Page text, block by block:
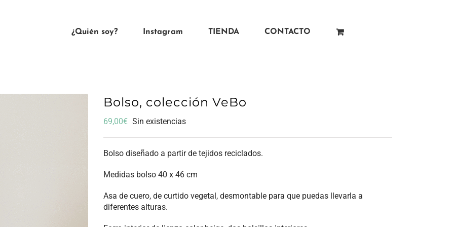
¿Quién soy? Instagram TIENDA CONTACTO
Bolso, colección VeBo
69,00€ Sin existencias
Bolso diseñado a partir de tejidos reciclados.
Medidas bolso 40 x 46 cm
Asa de cuero, de curtido vegetal, desmontable para que puedas llevarla a
diferentes alturas.